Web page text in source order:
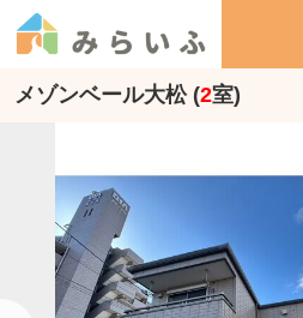
メゾンベール大松 (2室)